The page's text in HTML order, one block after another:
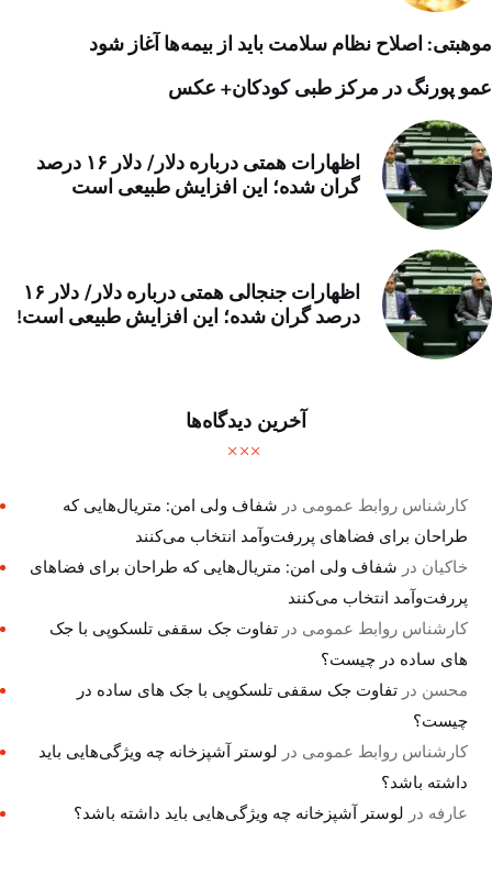
موهبتی: اصلاح نظام سلامت باید از بیمه‌ها آغاز شود
عمو پورنگ در مرکز طبی کودکان+ عکس
اظهارات همتی درباره دلار/ دلار ۱۶ درصد
گران شده؛ این افزایش طبیعی است
اظهارات جنجالی همتی درباره دلار/ دلار ۱۶
درصد گران شده؛ این افزایش طبیعی است!
آخرین دیدگاه‌ها
کارشناس روابط عمومی در شفاف ولی امن: متریال‌هایی که
طراحان برای فضاهای پررفت‌وآمد انتخاب می‌کنند
خاکیان در شفاف ولی امن: متریال‌هایی که طراحان برای فضاهای
پررفت‌وآمد انتخاب می‌کنند
کارشناس روابط عمومی درتفاوت جک سقفی تلسکوپی با جک
های ساده در چیست؟
محسن درتفاوت جک سقفی تلسکوپی با جک های ساده در
چیست؟
کارشناس روابط عمومی در لوستر آشپزخانه چه ویژگی‌هایی باید
داشته باشد؟
عارفه در لوستر آشپزخانه چه ویژگی‌هایی باید داشته باشد؟